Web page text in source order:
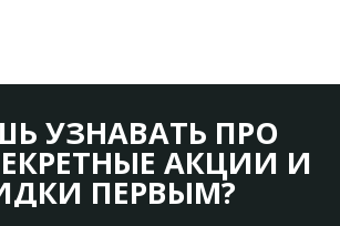
УЗНАВАТЬ ПРО
АКЦИИ И
ПЕРВЫМ?